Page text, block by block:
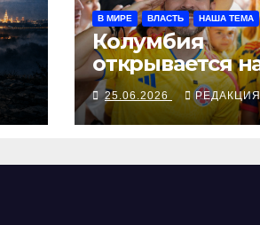
В МИРЕ ВЛАСТЬ НАША ТЕМА
Колумбия
открывается
пути Букеле
25.06.2026 РЕДАКЦИЯ